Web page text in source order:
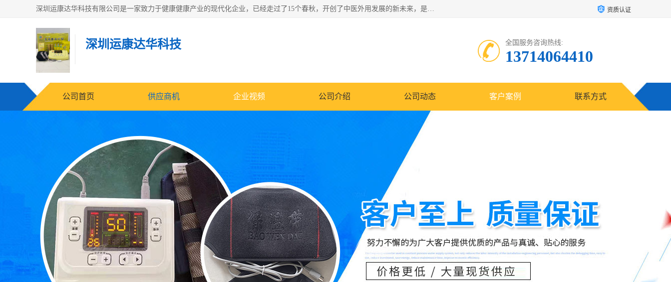
深圳运康达华科技有限公司是一家致力于健康健康产业的现代化企业，已经走过了15个春秋，开创了中医外用发展的新未来，是专业从事中医医疗仪器的研发、生产、销售、服务为一体的子公司，在医疗器械的设计、开发和生产方面率先引进国际先进技术和好的科技人员，先后开发出了场效应治疗仪、多功能治疗仪、颈椎治疗仪、腰椎治疗仪、增效垫等多个系列。 资质认证
深圳运康达华科技 全国服务咨询热线:
13714064410
公司首页 供应商机 企业视频 公司介绍 公司动态 客户案例 联系方式